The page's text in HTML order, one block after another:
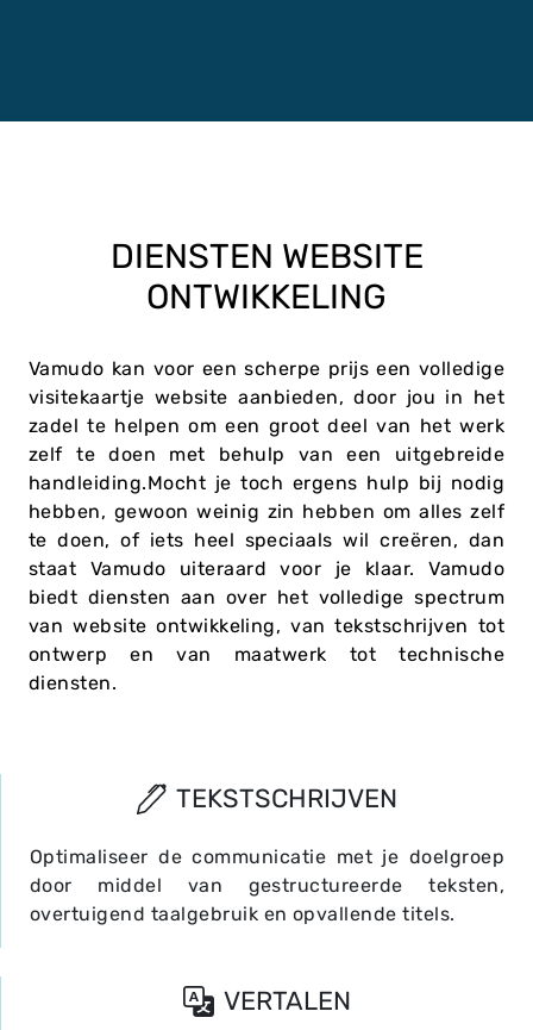
DIENSTEN WEBSITE
ONTWIKKELING
Vamudo kan voor een scherpe prijs een volledige
visitekaartje website aanbieden, door jou in het
zadel te helpen om een groot deel van het werk
zelf te doen met behulp van een uitgebreide
handleiding.Mocht je toch ergens hulp bij nodig
hebben, gewoon weinig zin hebben om alles zelf
te doen, of iets heel speciaals wil creëren, dan
staat Vamudo uiteraard voor je klaar. Vamudo
biedt diensten aan over het volledige spectrum
van website ontwikkeling, van tekstschrijven tot
ontwerp en van maatwerk tot technische
diensten.
TEKSTSCHRIJVEN
Optimaliseer de communicatie met je doelgroep
door middel van gestructureerde teksten,
overtuigend taalgebruik en opvallende titels.
VERTALEN